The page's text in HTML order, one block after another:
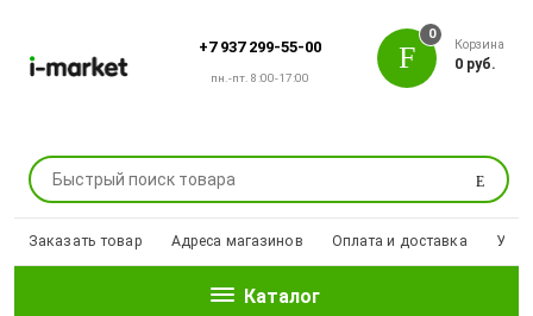
+7 937 299-55-00
пн.-пт. 8:00-17:00
Поиск
0
Корзина
0 руб.
Заказать товар Адреса магазинов Оплата и доставка
Каталог